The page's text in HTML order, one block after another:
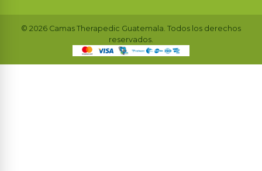
© 2026 Camas Therapedic Guatemala. Todos los derechos
reservados.